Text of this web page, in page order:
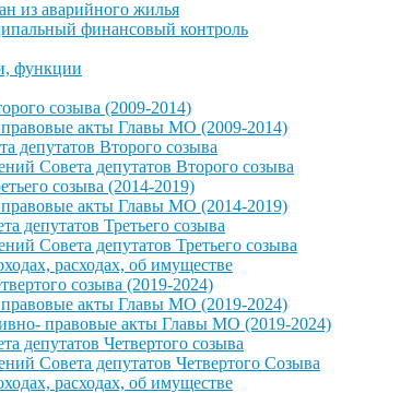
из аварийного жилья
финансовый контроль
функции
созыва (2009-2014)
акты Главы МО (2009-2014)
депутатов Второго созыва
Совета депутатов Второго созыва
созыва (2014-2019)
акты Главы МО (2014-2019)
депутатов Третьего созыва
Совета депутатов Третьего созыва
расходах, об имуществе
созыва (2019-2024)
акты Главы МО (2019-2024)
правовые акты Главы МО (2019-2024)
депутатов Четвертого созыва
Совета депутатов Четвертого Созыва
расходах, об имуществе